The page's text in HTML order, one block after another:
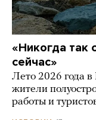
«Никогда так
сейчас»
Лето 2026 года
жители
работы и